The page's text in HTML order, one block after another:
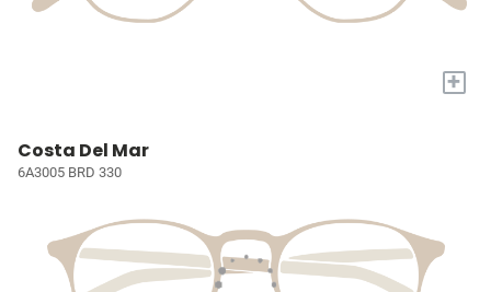
+
Costa Del Mar
6A3005 BRD 330